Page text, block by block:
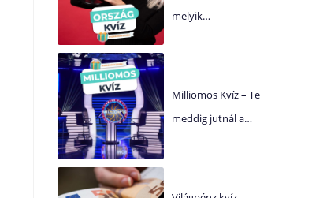
melyik…
Milliomos Kvíz – Te
meddig jutnál a…